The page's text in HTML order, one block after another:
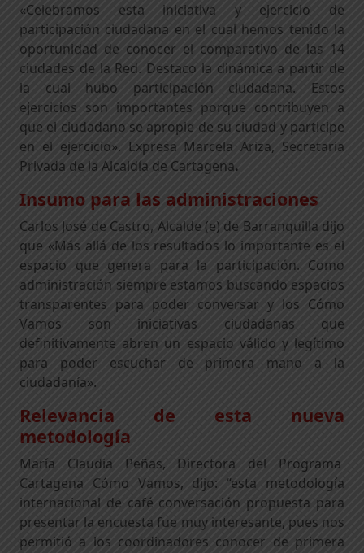
«Celebramos esta iniciativa y ejercicio de
participación ciudadana en el cual hemos tenido la
oportunidad de conocer el comparativo de las 14
ciudades de la Red. Destaco la dinámica a partir de
la cual hubo participación ciudadana. Estos
ejercicios son importantes porque contribuyen a
que el ciudadano se apropie de su ciudad y participe
en el ejercicio». Expresa Marcela Ariza, Secretaria
Privada de la Alcaldía de Cartagena.
Insumo para las administraciones
Carlos José de Castro, Alcalde (e) de Barranquilla dijo
que «Más allá de los resultados lo importante es el
espacio que genera para la participación. Como
administración siempre estamos buscando espacios
transparentes para poder conversar y los Cómo
Vamos son iniciativas ciudadanas que
definitivamente abren un espacio válido y legítimo
para poder escuchar de primera mano a la
ciudadanía».
Relevancia de esta nueva
metodología
María Claudia Peñas, Directora del Programa
Cartagena Cómo Vamos, dijo: “esta metodología
internacional de café conversación propuesta para
presentar la encuesta fue muy interesante, pues nos
permitió a los coordinadores conocer de primera